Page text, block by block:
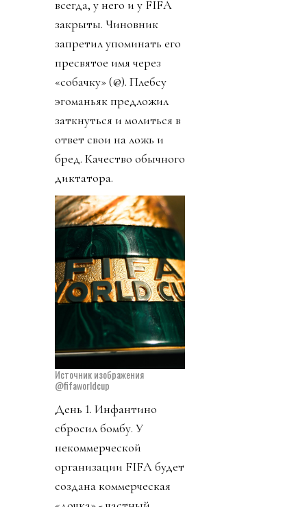
всегда, у него и у FIFA
закрыты. Чиновник
запретил упоминать его
пресвятое имя через
«собачку» (@). Плебсу
эгоманьяк предложил
заткнуться и молиться в
ответ свои на ложь и
бред. Качество обычного
диктатора.
Источник изображения
@fifaworldcup
День 1. Инфантино
сбросил бомбу. У
некоммерческой
организации FIFA будет
создана коммерческая